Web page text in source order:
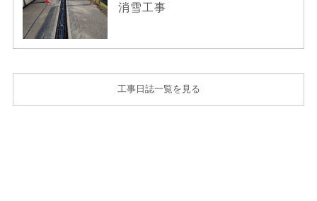
消雪工事
工事日誌一覧を見る